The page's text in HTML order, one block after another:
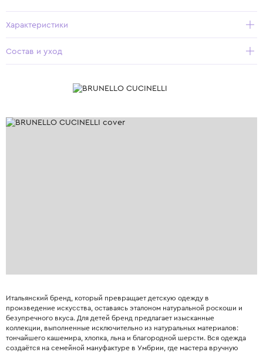
Характеристики
Состав и уход
Итальянский бренд, который превращает детскую одежду в
произведение искусства, оставаясь эталоном натуральной роскоши и
безупречного вкуса. Для детей бренд предлагает изысканные
коллекции, выполненные исключительно из натуральных материалов:
тончайшего кашемира, хлопка, льна и благородной шерсти. Вся одежда
создаётся на семейной мануфактуре в Умбрии, где мастера вручную